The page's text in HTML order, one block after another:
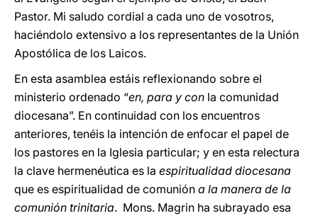
Pastor. Mi saludo cordial a cada uno de vosotros,
haciéndolo extensivo a los representantes de la Unión
Apostólica de los Laicos.
En esta asamblea estáis reflexionando sobre el
ministerio ordenado “en, para y con la comunidad
diocesana”. En continuidad con los encuentros
anteriores, tenéis la intención de enfocar el papel de
los pastores en la Iglesia particular; y en esta relectura
la clave hermenéutica es la espiritualidad diocesana
que es espiritualidad de comunión a la manera de la
comunión trinitaria. Mons. Magrin ha subrayado esa